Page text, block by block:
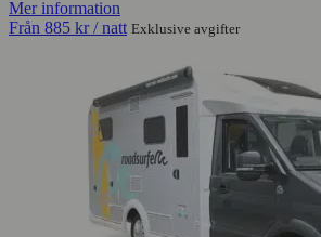
Mer information
Från 885 kr / natt Exklusive avgifter